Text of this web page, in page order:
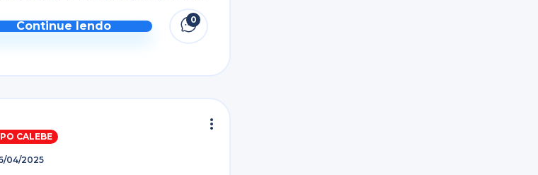
existe maior ajuda que o cuidado com o
Continue lendo 0
CALEBE
04/2025